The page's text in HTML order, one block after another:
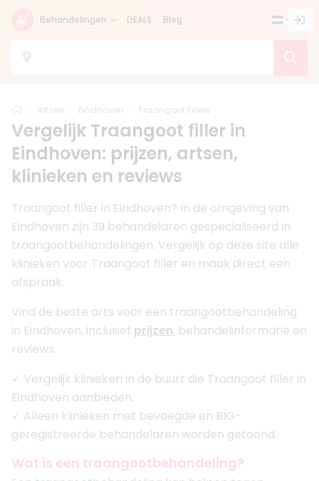
Behandelingen DEALS Blog
Home
Artsen Eindhoven Traangoot Fillers
Vergelijk Traangoot filler in
Eindhoven: prijzen, artsen,
klinieken en reviews
Traangoot filler in Eindhoven? In de omgeving van
Eindhoven zijn 39 behandelaren gespecialiseerd in
traangootbehandelingen. Vergelijk op deze site alle
klinieken voor Traangoot filler en maak direct een
afspraak.
Vind de beste arts voor een traangootbehandeling
in Eindhoven, inclusief prijzen, behandelinformatie en
reviews.
✓ Vergelijk klinieken in de buurt die Traangoot filler in
Eindhoven aanbieden.
✓ Alleen klinieken met bevoegde en BIG-
geregistreerde behandelaren worden getoond.
Wat is een traangootbehandeling?